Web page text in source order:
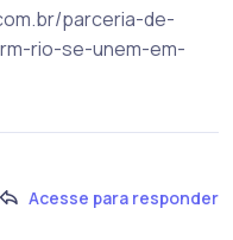
parceria-de-
rio-se-unem-em-
Acesse para responder